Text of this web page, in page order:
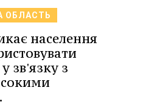
ОБЛАСТЬ
населення
зв'язку з